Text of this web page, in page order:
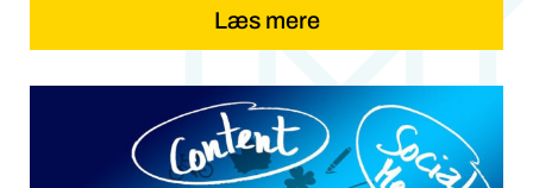
Læs mere